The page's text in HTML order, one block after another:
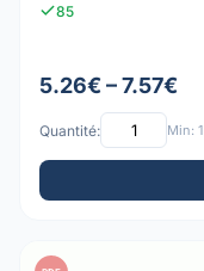
85
5.26€ – 7.57€
Quantité: Min: 1